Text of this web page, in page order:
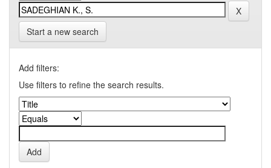
Start a new search
Add filters:
Use filters to refine the search results.